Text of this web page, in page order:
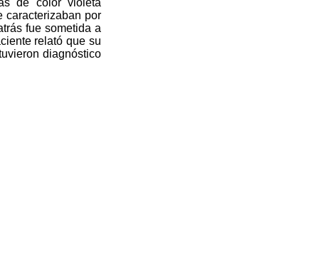
de color violeta
caracterizaban por
fue sometida a
relató que su
diagnóstico